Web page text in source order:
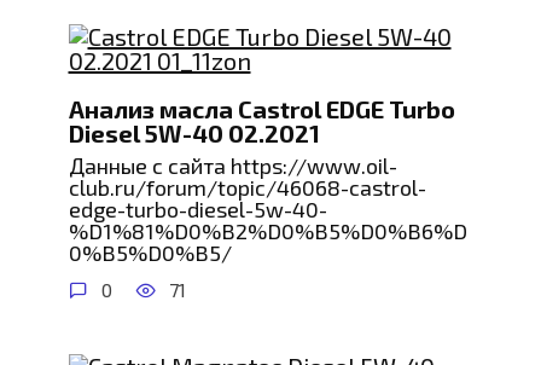
Анализ масла Castrol EDGE Turbo
Diesel 5W-40 02.2021
Данные с сайта https://www.oil-
club.ru/forum/topic/46068-castrol-
edge-turbo-diesel-5w-40-
%D1%81%D0%B2%D0%B5%D0%B6%D
0%B5%D0%B5/
0 71